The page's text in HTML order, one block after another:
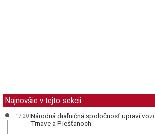
Najnovšie v tejto sekcii
17:20 Národná diaľničná spoločnosť upraví
Trnave a Piešťanoch